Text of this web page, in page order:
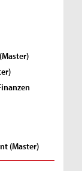
(Master)